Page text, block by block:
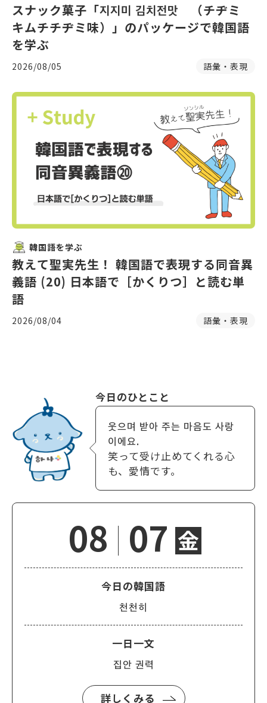
スナック菓子「지지미 김치전맛 （チヂミ
キムチチヂミ味）」のパッケージで韓国語
を学ぶ
2026/08/05 語彙・表現
韓国語を学ぶ
教えて聖実先生！ 韓国語で表現する同音異
義語 (20) 日本語で［かくりつ］と読む単
語
2026/08/04 語彙・表現
今日のひとこと
웃으며 받아 주는 마음도 사랑
이에요.
笑って受け止めてくれる心
も、愛情です。
08 07 金
今日の韓国語
천천히
一日一文
집안 권력
詳しくみる